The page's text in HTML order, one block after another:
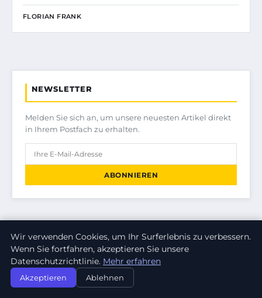
FLORIAN FRANK
NEWSLETTER
Melden Sie sich an, um unsere neuesten Artikel direkt
in Ihrem Postfach zu erhalten.
ABONNIEREN
KATEGORIEN
Wir verwenden Cookies, um Ihr Surferlebnis zu verbessern.
Wenn Sie fortfahren, akzeptieren Sie unsere
Datenschutzrichtlinie. Mehr erfahren
Akzeptieren Ablehnen